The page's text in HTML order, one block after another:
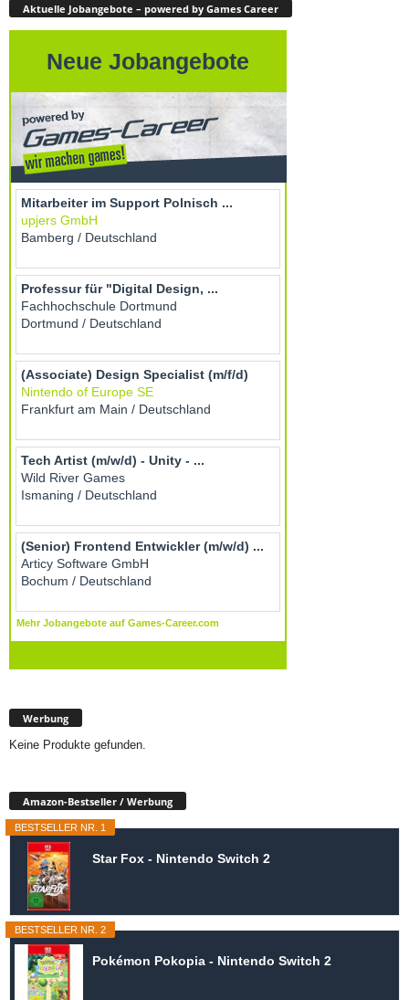
Aktuelle Jobangebote – powered by Games Career
Werbung
Keine Produkte gefunden.
Amazon-Bestseller / Werbung
BESTSELLER NR. 1
Star Fox - Nintendo Switch 2
BESTSELLER NR. 2
Pokémon Pokopia - Nintendo Switch 2